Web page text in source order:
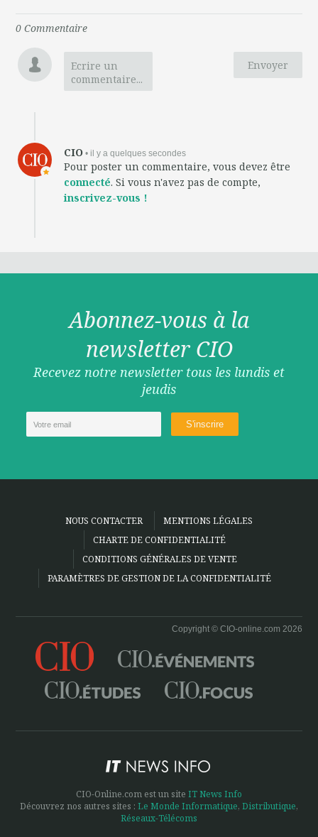
0 Commentaire
Envoyer
Ecrire un
commentaire...
CIO • il y a quelques secondes
Pour poster un commentaire, vous devez être
connecté. Si vous n'avez pas de compte,
inscrivez-vous !
Abonnez-vous à la
newsletter CIO
Recevez notre newsletter tous les lundis et
jeudis
NOUS CONTACTER
MENTIONS LÉGALES
CHARTE DE CONFIDENTIALITÉ
CONDITIONS GÉNÉRALES DE VENTE
PARAMÈTRES DE GESTION DE LA CONFIDENTIALITÉ
Copyright © CIO-online.com 2026
CIO-Online.com est un site IT News Info
Découvrez nos autres sites : Le Monde Informatique, Distributique,
Réseaux-Télécoms